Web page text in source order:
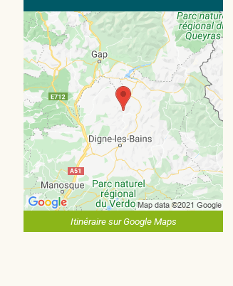
Itinéraire sur Google Maps